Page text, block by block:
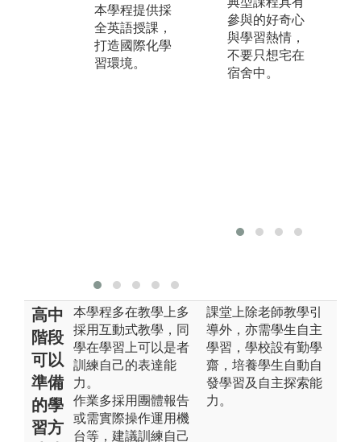
本學程提供採
全英語授課，
打造國際化學
習環境。
關領域之講師
到本學程進行
演講，讓同學
對業界能有更
進一步的認
升學生學習與
參與的好奇心
與學習熱情，
不要只想宅在
宿舍中。
高中
階段
可以
準備
的學
習方
本學程多在教學上多
採用互動式教學，同
學在學習上可以是者
訓練自己的表達能
力。
作業多採用團體報告
或需實際操作運用機
台等，建議訓練自己
課堂上除老師教學引
導外，亦需學生自主
學習，學校設有勤學
齋，培養學生自動自
發學習及自主探索能
力。